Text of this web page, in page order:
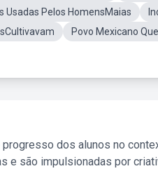
Usadas Pelos HomensMaias
Povo Mexicano
dos alunos no
e são impulsionadas por